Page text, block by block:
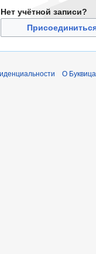
Нет учётной записи?
О Буквица